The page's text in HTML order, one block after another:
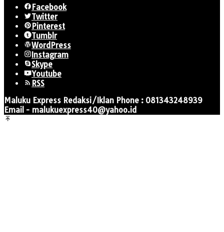
Facebook
Twitter
Pinterest
Tumblr
WordPress
Instagram
Skype
Youtube
RSS
Maluku Express Redaksi/Iklan Phone : 081343248939
Email - malukuexpress40@yahoo.id